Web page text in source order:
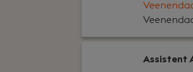
Assistent